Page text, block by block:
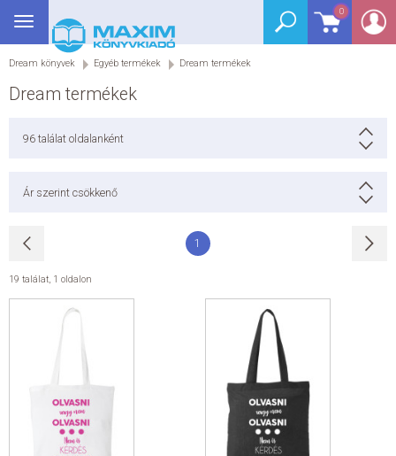
0
Toggle
navigation
Dream könyvek Egyéb termékek Dream termékek
Dream termékek
96 találat oldalanként
Ár szerint csökkenő
1
19 találat, 1 oldalon
BEJELENTKEZÉS
SEGÉDKÖNYV
E-KÖNYVEK
ÁLTALÁNOS SZERZŐDÉSI FELTÉTELEK